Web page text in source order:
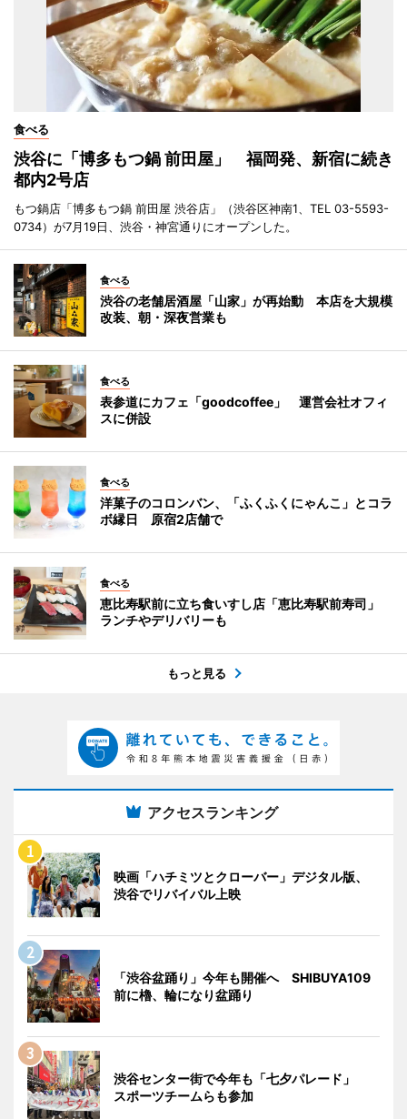
食べる
渋谷に「博多もつ鍋 前田屋」 福岡発、新宿に続き
都内2号店
もつ鍋店「博多もつ鍋 前田屋 渋谷店」（渋谷区神南1、TEL 03-5593-
0734）が7月19日、渋谷・神宮通りにオープンした。
食べる
渋谷の老舗居酒屋「山家」が再始動 本店を大規模
改装、朝・深夜営業も
食べる
表参道にカフェ「goodcoffee」 運営会社オフィ
スに併設
食べる
洋菓子のコロンバン、「ふくふくにゃんこ」とコラ
ボ縁日 原宿2店舗で
食べる
恵比寿駅前に立ち食いすし店「恵比寿駅前寿司」
ランチやデリバリーも
もっと見る
アクセスランキング
映画「ハチミツとクローバー」デジタル版、
渋谷でリバイバル上映
「渋谷盆踊り」今年も開催へ SHIBUYA109
前に櫓、輪になり盆踊り
渋谷センター街で今年も「七夕パレード」
スポーツチームらも参加